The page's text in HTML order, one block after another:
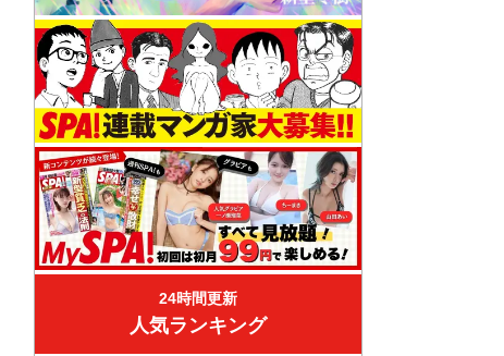
24時間更新
人気ランキング